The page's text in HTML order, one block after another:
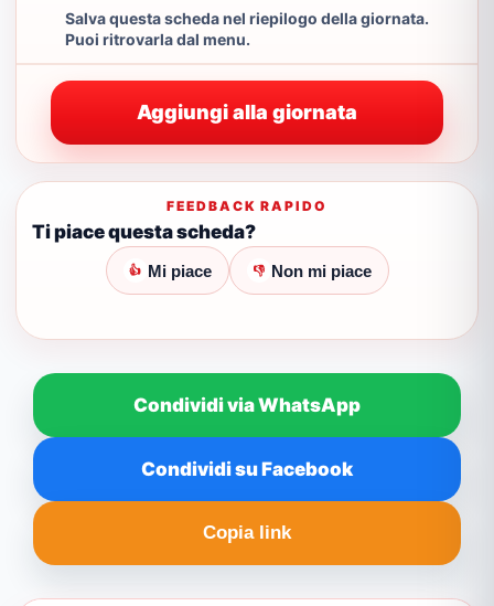
Salva questa scheda nel riepilogo della giornata.
Puoi ritrovarla dal menu.
Aggiungi alla giornata
FEEDBACK RAPIDO
Ti piace questa scheda?
👍 Mi piace 👎 Non mi piace
Condividi via WhatsApp
Condividi su Facebook
Copia link